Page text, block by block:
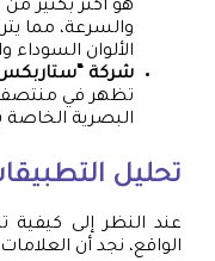
هو أكثر بكثير
والسرعة، مما
الألوان السوداء
شركة
تظهر في
البصرية الخاصة
تحليل
عند النظر إلى كيفية
الواقع، نجد أن